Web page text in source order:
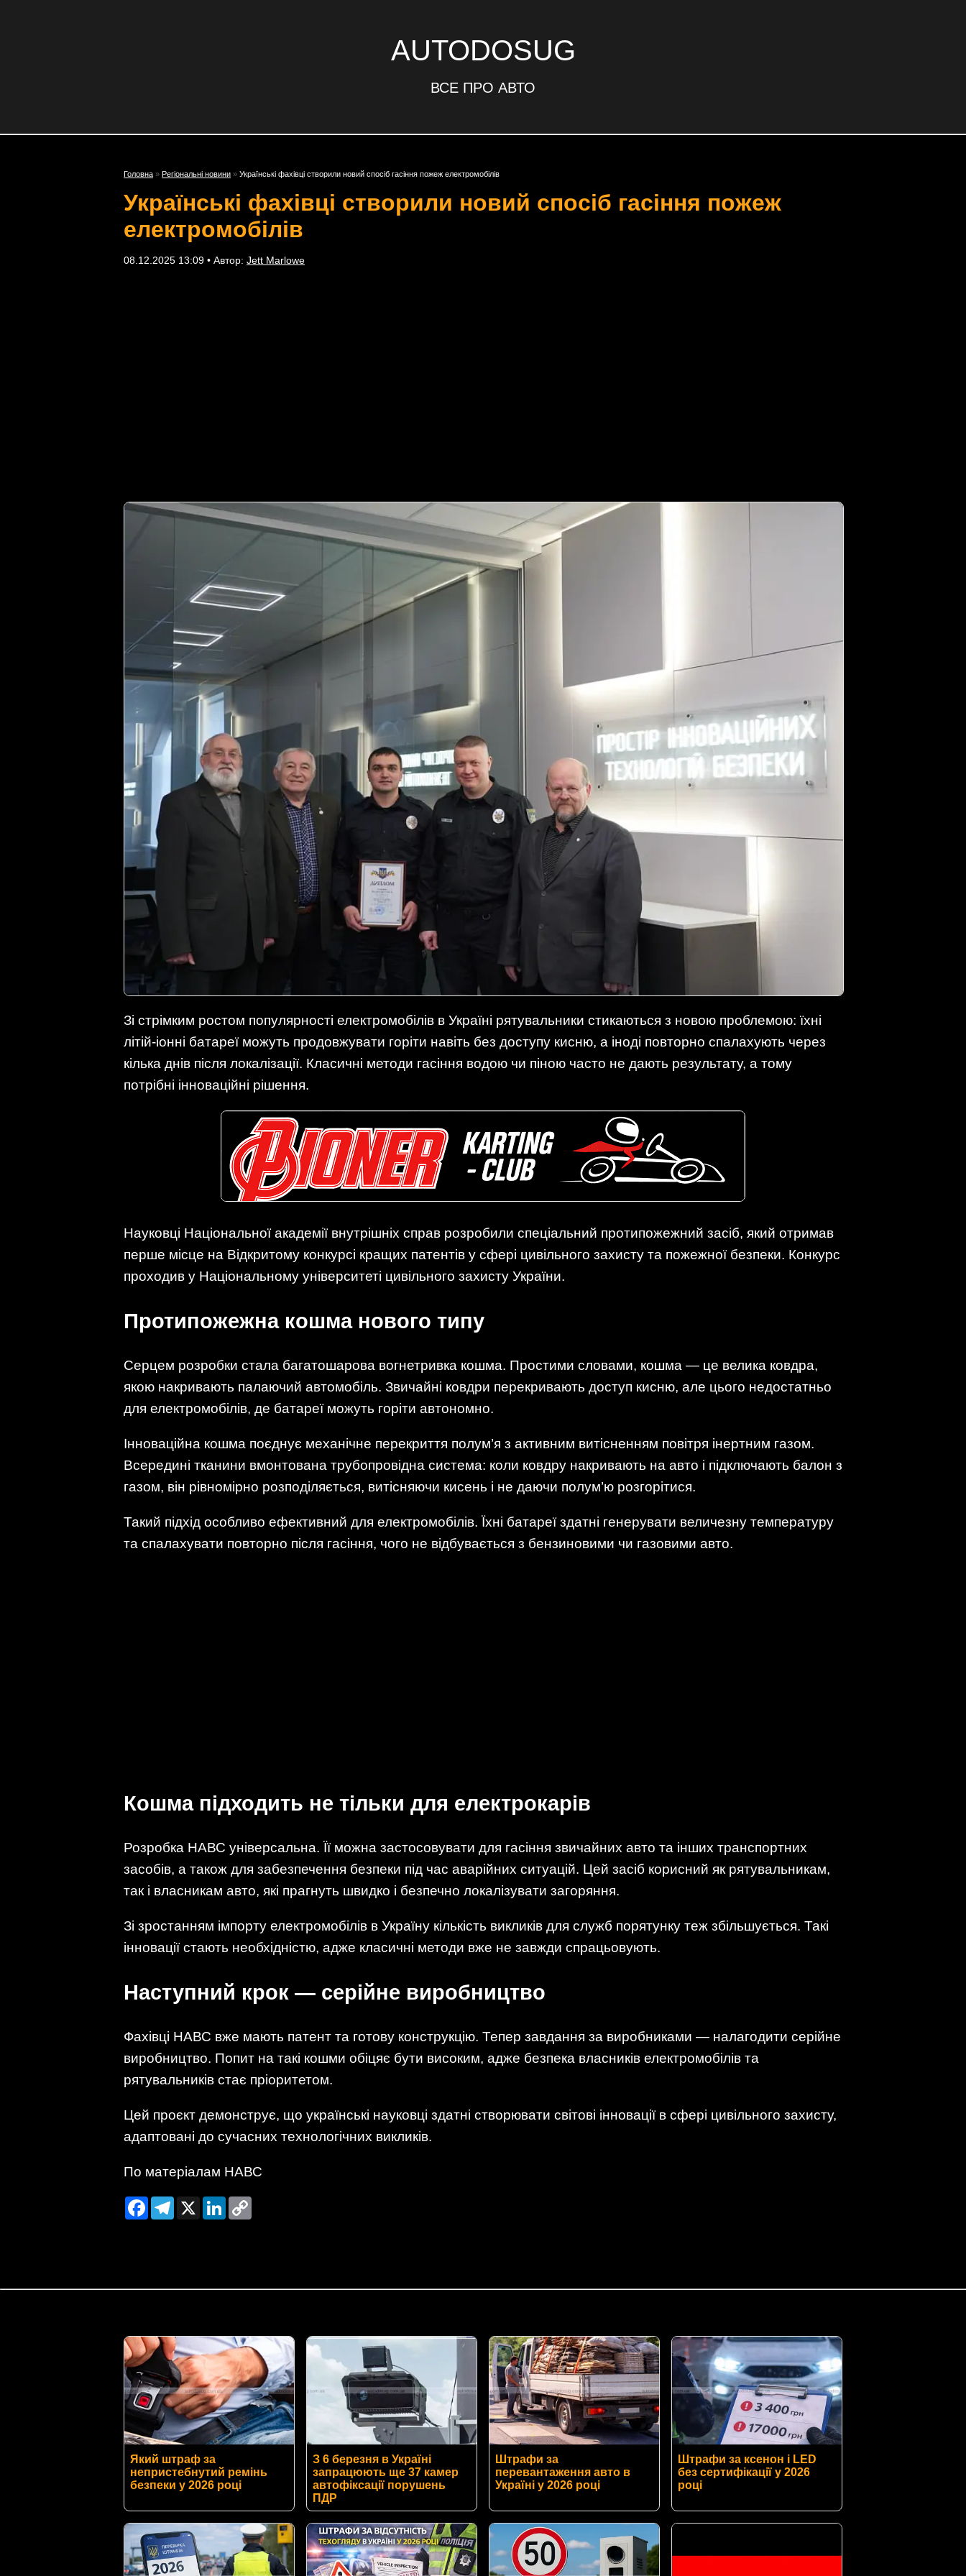
AUTODOSUG
ВСЕ ПРО АВТО
Головна » Регіональні новини » Українські фахівці створили новий спосіб гасіння пожеж електромобілів
Українські фахівці створили новий спосіб гасіння пожеж
електромобілів
08.12.2025 13:09 • Автор: Jett Marlowe
Зі стрімким ростом популярності електромобілів в Україні рятувальники стикаються з новою проблемою: їхні
літій-іонні батареї можуть продовжувати горіти навіть без доступу кисню, а іноді повторно спалахують через
кілька днів після локалізації. Класичні методи гасіння водою чи піною часто не дають результату, а тому
потрібні інноваційні рішення.
Науковці Національної академії внутрішніх справ розробили спеціальний протипожежний засіб, який отримав
перше місце на Відкритому конкурсі кращих патентів у сфері цивільного захисту та пожежної безпеки. Конкурс
проходив у Національному університеті цивільного захисту України.
Протипожежна кошма нового типу
Серцем розробки стала багатошарова вогнетривка кошма. Простими словами, кошма — це велика ковдра,
якою накривають палаючий автомобіль. Звичайні ковдри перекривають доступ кисню, але цього недостатньо
для електромобілів, де батареї можуть горіти автономно.
Інноваційна кошма поєднує механічне перекриття полум’я з активним витісненням повітря інертним газом.
Всередині тканини вмонтована трубопровідна система: коли ковдру накривають на авто і підключають балон з
газом, він рівномірно розподіляється, витісняючи кисень і не даючи полум’ю розгорітися.
Такий підхід особливо ефективний для електромобілів. Їхні батареї здатні генерувати величезну температуру
та спалахувати повторно після гасіння, чого не відбувається з бензиновими чи газовими авто.
Кошма підходить не тільки для електрокарів
Розробка НАВС універсальна. Її можна застосовувати для гасіння звичайних авто та інших транспортних
засобів, а також для забезпечення безпеки під час аварійних ситуацій. Цей засіб корисний як рятувальникам,
так і власникам авто, які прагнуть швидко і безпечно локалізувати загоряння.
Зі зростанням імпорту електромобілів в Україну кількість викликів для служб порятунку теж збільшується. Такі
інновації стають необхідністю, адже класичні методи вже не завжди спрацьовують.
Наступний крок — серійне виробництво
Фахівці НАВС вже мають патент та готову конструкцію. Тепер завдання за виробниками — налагодити серійне
виробництво. Попит на такі кошми обіцяє бути високим, адже безпека власників електромобілів та
рятувальників стає пріоритетом.
Цей проєкт демонструє, що українські науковці здатні створювати світові інновації в сфері цивільного захисту,
адаптовані до сучасних технологічних викликів.
По матеріалам НАВС
FacebookTelegram
X LinkedIn
Який штраф за
непристебнутий ремінь
безпеки у 2026 році
З 6 березня в Україні
запрацюють ще 37 камер
автофіксації порушень
ПДР
Штрафи за
перевантаження авто в
Україні у 2026 році
Штрафи за ксенон і LED
без сертифікації у 2026
році